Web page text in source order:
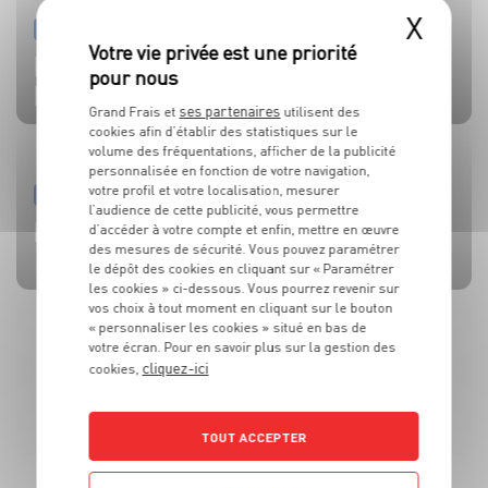
TOMATES
BRUSCHETTA FRAISES TOMATES MOZZA
ACTUALITE
L’HUILE QUI FAIT TOUTE LA DIFFÉRENCE !
BEAUFORT AOP
SALADE MOZZARELLA, PÊCHE ET AVOCAT
CÔTE DE BŒUF
CÔTE DE BOEUF AU ROQUEFORT
MOULES DE BOUCHOT AOP DE LA BAIE DU MONT-SAINT-
BROCHETTES DE SARDINES ET SAUCE À LA MENTHE
X
Grand Frais et ses partenaires utilisent des
cookies afin d’établir des statistiques sur le
volume des fréquentations, afficher de la publicité
personnalisée en fonction de votre navigation,
votre profil et votre localisation, mesurer
l’audience de cette publicité, vous permettre
d’accéder à votre compte et enfin, mettre en œuvre
des mesures de sécurité. Vous pouvez paramétrer
le dépôt des cookies en cliquant sur « Paramétrer
les cookies » ci-dessous. Vous pourrez revenir sur
vos choix à tout moment en cliquant sur le bouton
« personnaliser les cookies » situé en bas de
votre écran. Pour en savoir plus sur la gestion des
cookies, cliquez-ici
TOUT ACCEPTER